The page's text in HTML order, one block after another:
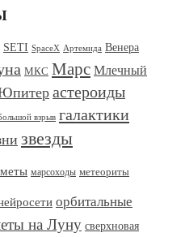
SETI SpaceX Артемида Венера
МКС Марс Млечный
астероиды
взрыв галактики
звезды
марсоходы метеориты
орбитальные
на Луну сверхновая